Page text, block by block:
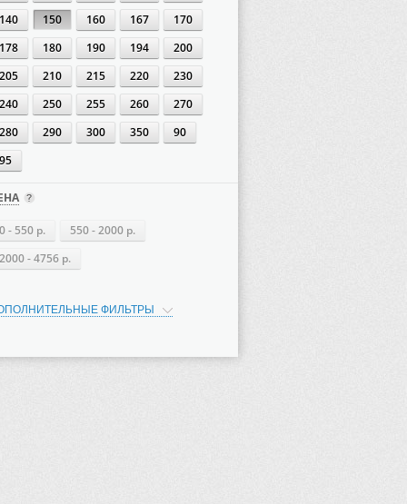
140
150 160 167
170
178
180 190 194
200
205
210 215 220
230
240
250 255 260
270
280
290 300 350
90
95
0 - 550 р.
550 - 2000 р.
2000 - 4756 р.
ФИЛЬТРЫ